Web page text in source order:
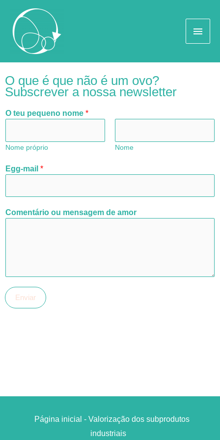
O que é que não é um ovo?
Subscrever a nossa newsletter
O teu pequeno nome *
Nome próprio Nome
Egg-mail *
Comentário ou mensagem de amor
Enviar
Página inicial - Valorização dos subprodutos
industriais